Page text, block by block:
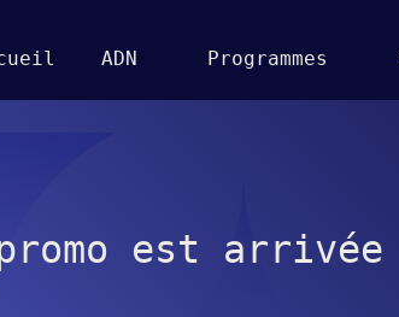
ADN Programmes
est arrivée